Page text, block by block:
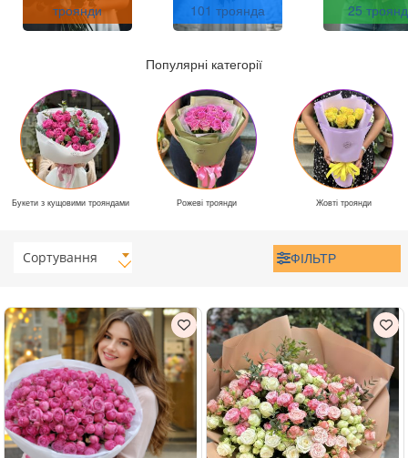
троянди 101 троянда 25 троянд
Популярні категорії
Букети з кущовими трояндами Рожеві троянди Жовті троянди
Сортування ФІЛЬТР